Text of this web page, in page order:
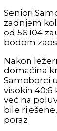
Seniori
zadnjem
od 56:104
bodom
Nakon
domaćina
Samoborci
visokih 40:6
već na
bile
poraz.